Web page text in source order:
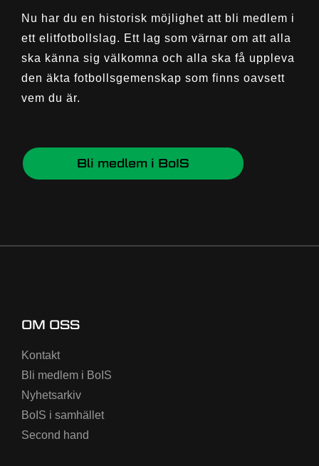
Nu har du en historisk möjlighet att bli medlem i
ett elitfotbollslag. Ett lag som värnar om att alla
ska känna sig välkomna och alla ska få uppleva
den äkta fotbollsgemenskap som finns oavsett
vem du är.
Bli medlem i BoIS
OM OSS
Kontakt
Bli medlem i BoIS
Nyhetsarkiv
BoIS i samhället
Second hand